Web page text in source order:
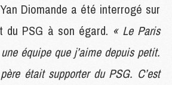
Diomande a été interrogé sur
du PSG à son égard. « Le Paris
équipe que j’aime depuis petit.
était supporter du PSG. C’est